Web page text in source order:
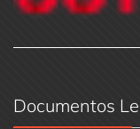
Documentos